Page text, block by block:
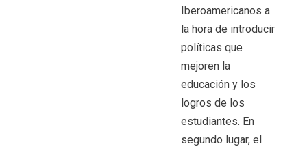
Iberoamericanos a
la hora de introducir
políticas que
mejoren la
educación y los
logros de los
estudiantes. En
segundo lugar, el